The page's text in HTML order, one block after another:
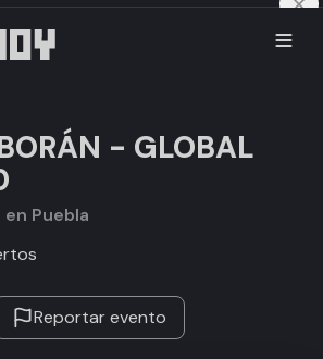
- GLOBAL
en Puebla
Reportar evento